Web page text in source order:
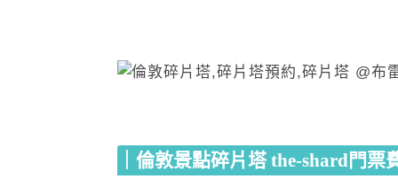
｜倫敦景點碎片塔 the-shard門票